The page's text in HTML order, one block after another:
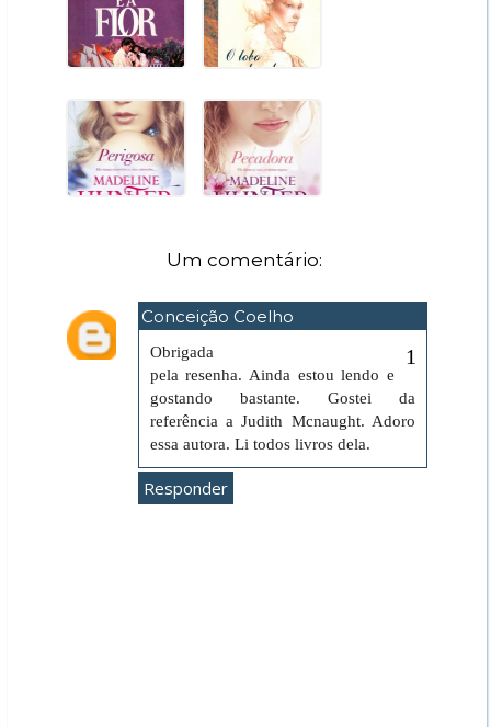
Um comentário:
Conceição Coelho
Obrigada
pela resenha. Ainda estou lendo e
gostando bastante. Gostei da
referência a Judith Mcnaught. Adoro
essa autora. Li todos livros dela.
Responder